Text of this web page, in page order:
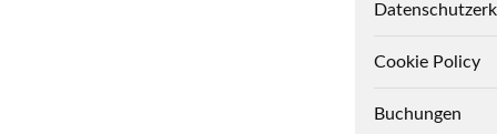
Cookie Policy
Buchungen